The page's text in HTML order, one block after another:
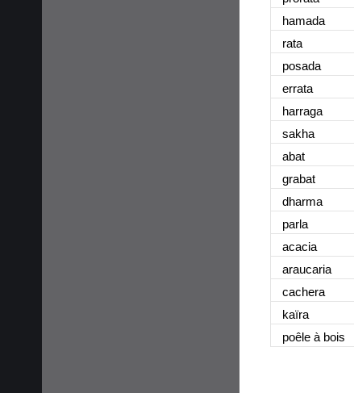
hamada
rata
posada
errata
harraga
sakha
abat
grabat
dharma
parla
acacia
araucaria
cachera
kaïra
poêle à bois